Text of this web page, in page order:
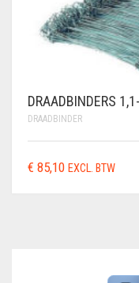
DRAADBINDERS
DRAADBINDER
€ 85,10 EXCL. BTW